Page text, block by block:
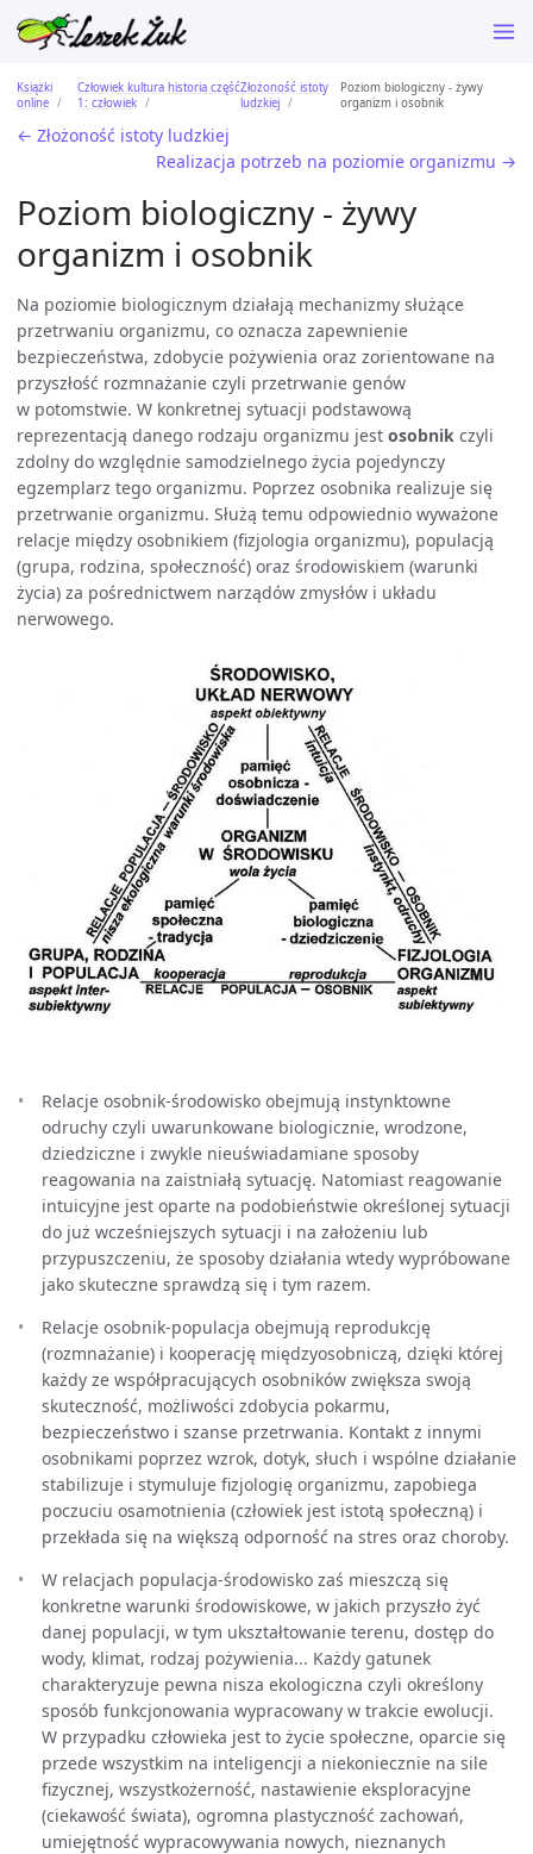
Książki
online
Człowiek kultura historia część
1: człowiek
Złożoność istoty
ludzkiej
Poziom biologiczny - żywy
organizm i osobnik
← Złożoność istoty ludzkiej
Realizacja potrzeb na poziomie organizmu →
Poziom biologiczny - żywy
organizm i osobnik
Na poziomie biologicznym działają mechanizmy służące
przetrwaniu organizmu, co oznacza zapewnienie
bezpieczeństwa, zdobycie pożywienia oraz zorientowane na
przyszłość rozmnażanie czyli przetrwanie genów
w potomstwie. W konkretnej sytuacji podstawową
reprezentacją danego rodzaju organizmu jest osobnik czyli
zdolny do względnie samodzielnego życia pojedynczy
egzemplarz tego organizmu. Poprzez osobnika realizuje się
przetrwanie organizmu. Służą temu odpowiednio wyważone
relacje między osobnikiem (fizjologia organizmu), populacją
(grupa, rodzina, społeczność) oraz środowiskiem (warunki
życia) za pośrednictwem narządów zmysłów i układu
nerwowego.
Relacje osobnik-środowisko obejmują instynktowne
odruchy czyli uwarunkowane biologicznie, wrodzone,
dziedziczne i zwykle nieuświadamiane sposoby
reagowania na zaistniałą sytuację. Natomiast reagowanie
intuicyjne jest oparte na podobieństwie określonej sytuacji
do już wcześniejszych sytuacji i na założeniu lub
przypuszczeniu, że sposoby działania wtedy wypróbowane
jako skuteczne sprawdzą się i tym razem.
Relacje osobnik-populacja obejmują reprodukcję
(rozmnażanie) i kooperację międzyosobniczą, dzięki której
każdy ze współpracujących osobników zwiększa swoją
skuteczność, możliwości zdobycia pokarmu,
bezpieczeństwo i szanse przetrwania. Kontakt z innymi
osobnikami poprzez wzrok, dotyk, słuch i wspólne działanie
stabilizuje i stymuluje fizjologię organizmu, zapobiega
poczuciu osamotnienia (człowiek jest istotą społeczną) i
przekłada się na większą odporność na stres oraz choroby.
W relacjach populacja-środowisko zaś mieszczą się
konkretne warunki środowiskowe, w jakich przyszło żyć
danej populacji, w tym ukształtowanie terenu, dostęp do
wody, klimat, rodzaj pożywienia... Każdy gatunek
charakteryzuje pewna nisza ekologiczna czyli określony
sposób funkcjonowania wypracowany w trakcie ewolucji.
W przypadku człowieka jest to życie społeczne, oparcie się
przede wszystkim na inteligencji a niekoniecznie na sile
fizycznej, wszystkożerność, nastawienie eksploracyjne
(ciekawość świata), ogromna plastyczność zachowań,
umiejętność wypracowywania nowych, nieznanych